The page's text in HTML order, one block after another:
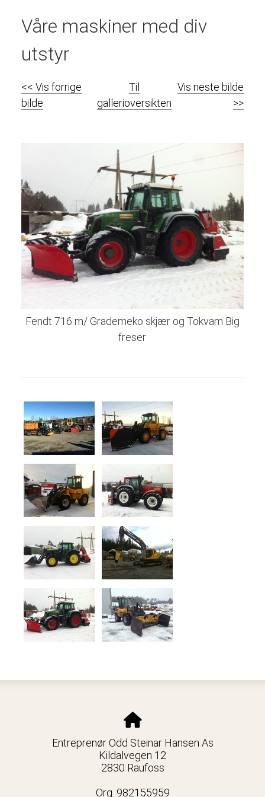
Våre maskiner med div
utstyr
<< Vis forrige
bilde
Til
gallerioversikten
Vis neste bilde
>>
Fendt 716 m/ Grademeko skjær og Tokvam Big
freser
Entreprenør Odd Steinar Hansen As
Kildalvegen 12
2830 Raufoss
Org. 982155959